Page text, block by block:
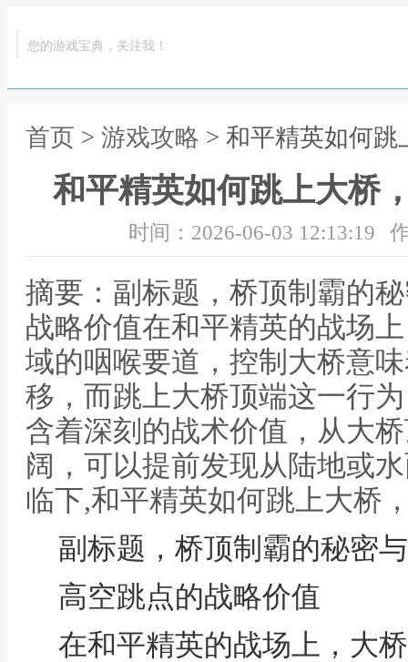
您的游戏宝典，关注我！
首页 > 游戏攻略 > 和平精英如何
和平精英如何跳上大桥
时间：2026-06-03 12:13:19
摘要：副标题，桥顶制霸的
战略价值在和平精英的战场
域的咽喉要道，控制大桥意
移，而跳上大桥顶端这一行
含着深刻的战术价值，从大
阔，可以提前发现从陆地或
临下,和平精英如何跳上大桥
副标题，桥顶制霸的秘密
高空跳点的战略价值
在和平精英的战场上，大